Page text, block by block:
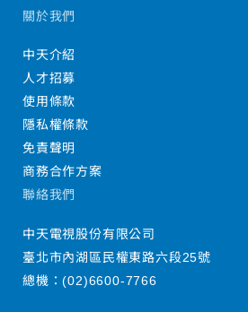
關於我們
中天介紹
人才招募
使用條款
隱私權條款
免責聲明
商務合作方案
聯絡我們
中天電視股份有限公司
臺北市內湖區民權東路六段25號
總機：(02)6600-7766